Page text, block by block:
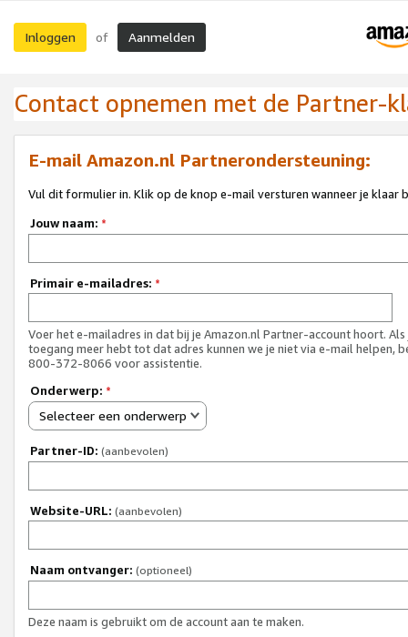
Inloggen of Aanmelden
Contact opnemen met de Partner-
E-mail Amazon.nl Partnerondersteuning:
Vul dit formulier in. Klik op de knop e-mail versturen wanneer je klaar
Jouw naam: *
Primair e-mailadres: *
Voer het e-mailadres in dat bij je Amazon.nl Partner-account hoort. Als
toegang meer hebt tot dat adres kunnen we je niet via e-mail helpen,
800-372-8066 voor assistentie.
Onderwerp: *
Selecteer een onderwerp
Partner-ID: (aanbevolen)
Website-URL: (aanbevolen)
Naam ontvanger: (optioneel)
Deze naam is gebruikt om de account aan te maken.